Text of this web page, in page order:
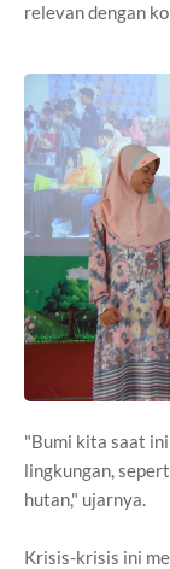
relevan dengan
"Bumi kita saat
lingkungan,
hutan," ujarnya.
Krisis-krisis ini